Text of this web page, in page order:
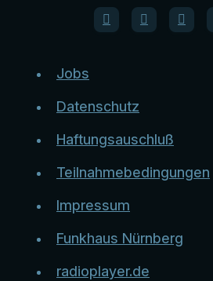
Jobs
Datenschutz
Haftungsauschluß
Teilnahmebedingungen
Impressum
Funkhaus Nürnberg
radioplayer.de